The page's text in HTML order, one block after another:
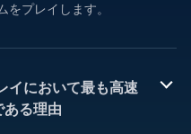
をプレイします。
イにおいて最も高速
る理由